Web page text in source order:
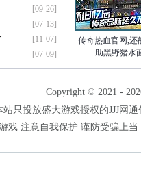
[09-26]
[07-13]
[11-07]
[07-09]
传奇热血官网,还
助黑野猪水
Copyright © 2021 -
站只投放盛大游戏授权的JJJ网
戏 注意自我保护 谨防受骗上